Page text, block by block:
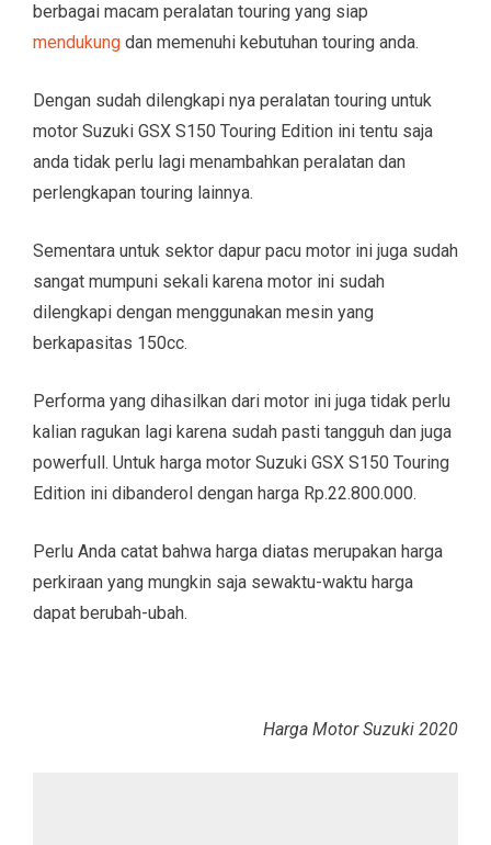
berbagai macam peralatan touring yang siap
mendukung dan memenuhi kebutuhan touring anda.
Dengan sudah dilengkapi nya peralatan touring untuk
motor Suzuki GSX S150 Touring Edition ini tentu saja
anda tidak perlu lagi menambahkan peralatan dan
perlengkapan touring lainnya.
Sementara untuk sektor dapur pacu motor ini juga sudah
sangat mumpuni sekali karena motor ini sudah
dilengkapi dengan menggunakan mesin yang
berkapasitas 150cc.
Performa yang dihasilkan dari motor ini juga tidak perlu
kalian ragukan lagi karena sudah pasti tangguh dan juga
powerfull. Untuk harga motor Suzuki GSX S150 Touring
Edition ini dibanderol dengan harga Rp.22.800.000.
Perlu Anda catat bahwa harga diatas merupakan harga
perkiraan yang mungkin saja sewaktu-waktu harga
dapat berubah-ubah.
Harga Motor Suzuki 2020